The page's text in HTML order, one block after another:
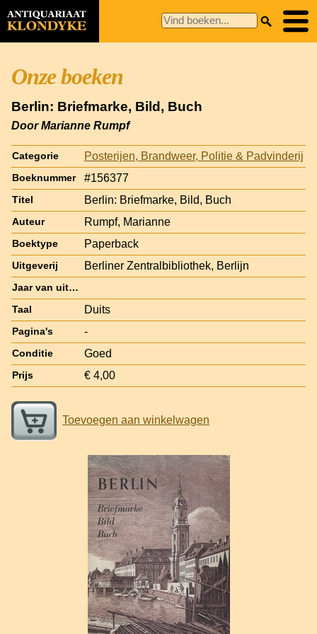
Onze boeken
Berlin: Briefmarke, Bild, Buch
Door Marianne Rumpf
Categorie Posterijen, Brandweer, Politie & Padvinderij
Boeknummer #156377
Titel Berlin: Briefmarke, Bild, Buch
Auteur Rumpf, Marianne
Boektype Paperback
Uitgeverij Berliner Zentralbibliothek, Berlijn
Jaar van uitgave
Taal Duits
Pagina's -
Conditie Goed
Prijs € 4,00
Toevoegen aan winkelwagen